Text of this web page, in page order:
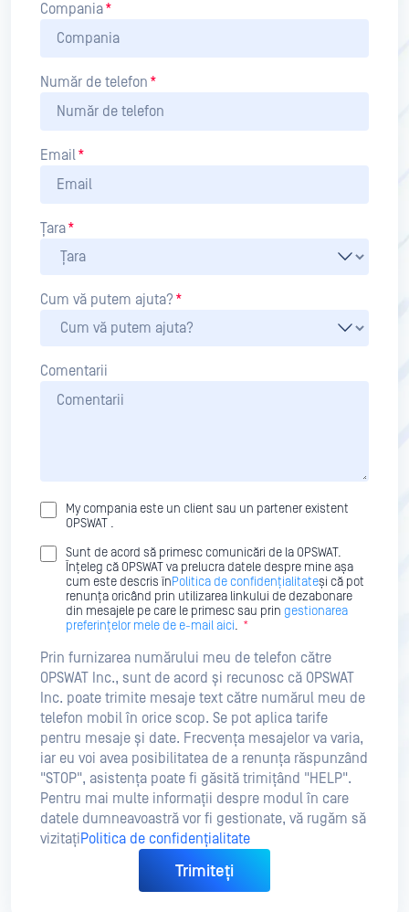
Compania*
Număr de telefon *
Email*
Țara*
Cum vă putem ajuta? *
Comentarii
My compania este un client sau un partener existent
OPSWAT .
Sunt de acord să primesc comunicări de la OPSWAT.
Înțeleg că OPSWAT va prelucra datele despre mine așa
cum este descris înPolitica de confidențialitateși că pot
renunța oricând prin utilizarea linkului de dezabonare
din mesajele pe care le primesc sau prin gestionarea
preferințelor mele de e-mail aici. *
Prin furnizarea numărului meu de telefon către
OPSWAT Inc., sunt de acord și recunosc că OPSWAT
Inc. poate trimite mesaje text către numărul meu de
telefon mobil în orice scop. Se pot aplica tarife
pentru mesaje și date. Frecvența mesajelor va varia,
iar eu voi avea posibilitatea de a renunța răspunzând
"STOP", asistența poate fi găsită trimițând "HELP".
Pentru mai multe informații despre modul în care
datele dumneavoastră vor fi gestionate, vă rugăm să
vizitațiPolitica de confidențialitate